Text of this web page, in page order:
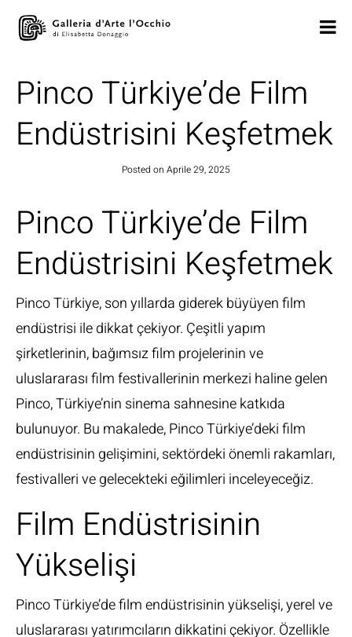
Pinco Türkiye’de Film
Endüstrisini Keşfetmek
Posted on Aprile 29, 2025
Pinco Türkiye’de Film
Endüstrisini Keşfetmek
Pinco Türkiye, son yıllarda giderek büyüyen film
endüstrisi ile dikkat çekiyor. Çeşitli yapım
şirketlerinin, bağımsız film projelerinin ve
uluslararası film festivallerinin merkezi haline gelen
Pinco, Türkiye’nin sinema sahnesine katkıda
bulunuyor. Bu makalede, Pinco Türkiye’deki film
endüstrisinin gelişimini, sektördeki önemli rakamları,
festivalleri ve gelecekteki eğilimleri inceleyeceğiz.
Film Endüstrisinin
Yükselişi
Pinco Türkiye’de film endüstrisinin yükselişi, yerel ve
uluslararası yatırımcıların dikkatini çekiyor. Özellikle